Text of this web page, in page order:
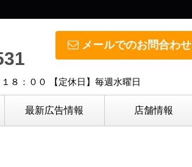
メールでのお問合わせ
８：００ 【定休日】毎週水曜日
最新広告情報 店舗情報